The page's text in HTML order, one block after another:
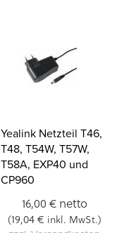
Yealink Netzteil T46,
T48, T54W, T57W,
T58A, EXP40 und
CP960
16,00 €netto
(19,04 € inkl. MwSt.)